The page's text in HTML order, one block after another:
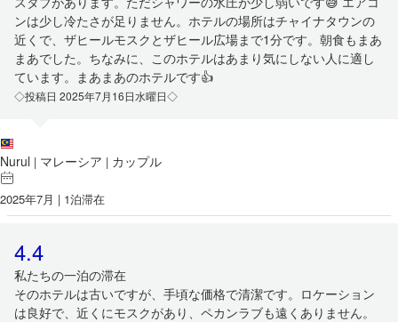
ンは少し冷たさが足りません。ホテルの場所はチャイナタウンの
近くで、ザヒールモスクとザヒール広場まで1分です。朝食もまあ
まあでした。ちなみに、このホテルはあまり気にしない人に適し
ています。まあまあのホテルです👍
◇投稿日 2025年7月16日水曜日◇
Nurul | マレーシア | カップル
2025年7月 | 1泊滞在
4.4
私たちの一泊の滞在
そのホテルは古いですが、手頃な価格で清潔です。ロケーション
は良好で、近くにモスクがあり、ペカンラブも遠くありません。